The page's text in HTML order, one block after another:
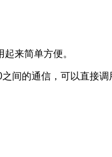
来简单方便。
间的通信，可以直接